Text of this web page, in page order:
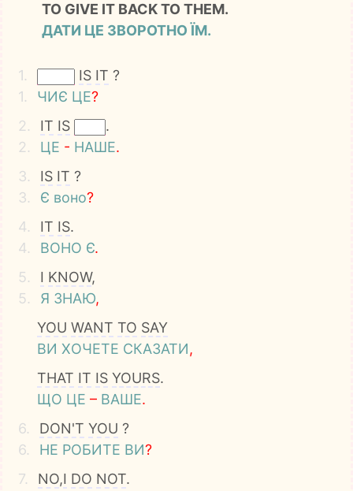
TO GIVE IT BACK TO THEM.
ДАТИ ЦЕ ЗВОРОТНО ЇМ.
1. IS IT ?
1.
ЧИЄ ЦЕ?
2.
IT IS
.
2.
ЦЕ - НАШЕ.
3.
IS IT ?
3.
Є воно?
4.
IT IS.
4.
ВОНО Є.
5.
I KNOW,
5.
Я ЗНАЮ,
YOU WANT TO SAY
ВИ ХОЧЕТЕ СКАЗАТИ,
THAT IT IS YOURS.
ЩО ЦЕ – ВАШЕ.
6.
DON'T YOU ?
6.
НЕ РОБИТЕ ВИ?
7.
NO,I DO NOT.